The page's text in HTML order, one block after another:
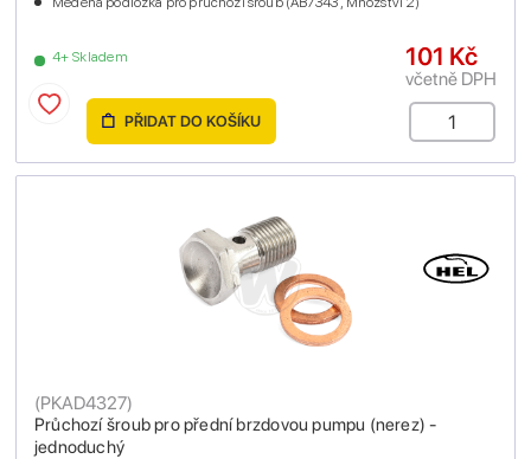
4+ Skladem 101 Kč
včetně DPH
PŘIDAT DO KOŠÍKU
Průchozí šroub pro přední brzdovou pumpu (nerez) -
jednoduchý
(PKAD4327)